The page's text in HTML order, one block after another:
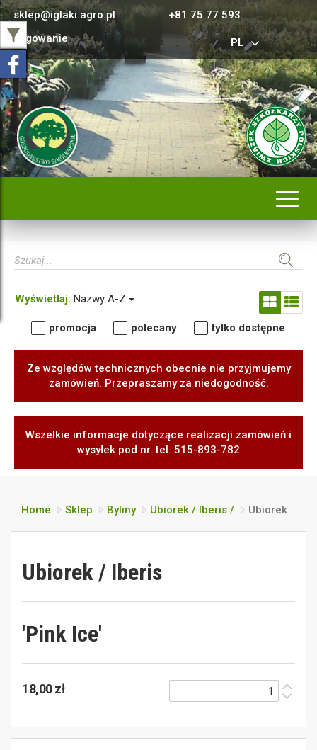
sklep@iglaki.agro.pl
+81 75 77 593
Logowanie
PL
Wyświetlaj: Nazwy A-Z
promocja polecany tylko dostępne
Ze względów technicznych obecnie nie przyjmujemy
zamówień. Przepraszamy za niedogodność.
Wszelkie informacje dotyczące realizacji zamówień i
wysyłek pod nr. tel. 515-893-782
Home Sklep Byliny Ubiorek / Iberis / Ubiorek
Ubiorek / Iberis
'Pink Ice'
18,00 zł